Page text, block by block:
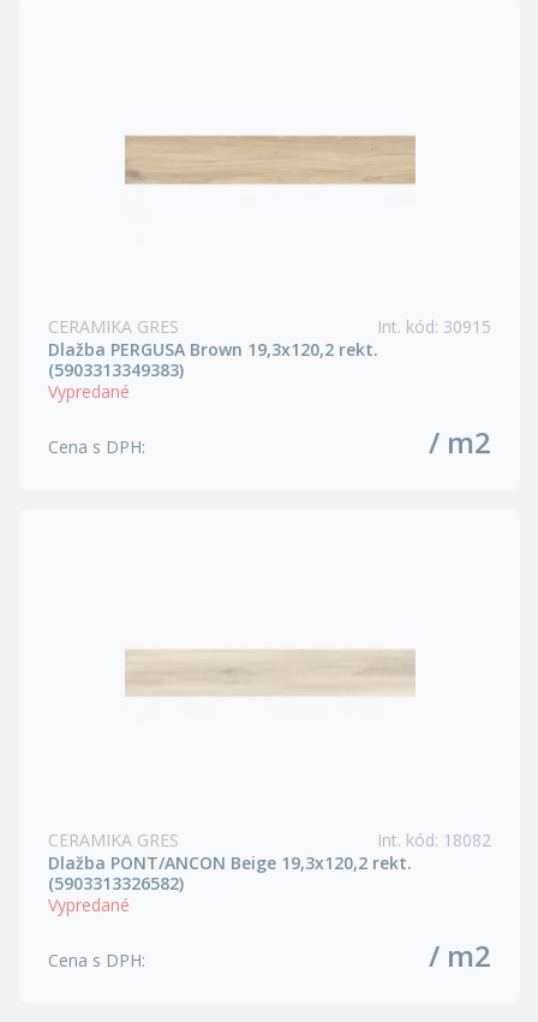
CERAMIKA GRES Int. kód: 30915
Dlažba PERGUSA Brown 19,3x120,2 rekt.
(5903313349383)
Vypredané
Cena s DPH: / m2
CERAMIKA GRES Int. kód: 18082
Dlažba PONT/ANCON Beige 19,3x120,2 rekt.
(5903313326582)
Vypredané
Cena s DPH: / m2